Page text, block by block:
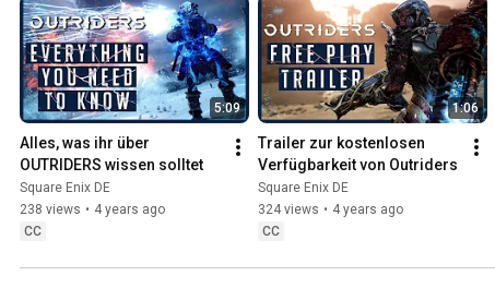
5:09
Alles, was ihr über
OUTRIDERS wissen solltet
Square Enix DE
238 views • 4 years ago
CC
1:06
Trailer zur kostenlosen
Verfügbarkeit von Outriders
Square Enix DE
324 views • 4 years ago
CC